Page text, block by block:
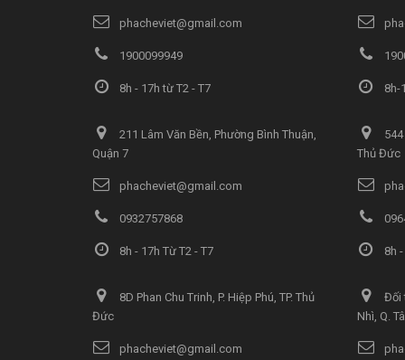
phacheviet@gmail.com
1900099949
8h - 17h từ T2 - T7 8h-
211 Lâm Văn Bền, Phường Bình Thuận,
Quận 7
phacheviet@gmail.com
0932757868
8h - 17h Từ T2 - T7
Thủ Đức
8h
8D Phan Chu Trinh, P. Hiệp Phú, TP. Thủ
Đức
phacheviet@gmail.com
Đối
Nhì, Q.